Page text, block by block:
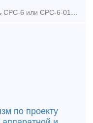
Рельсовой приварной соединитель СРС-6 или СРС-6-01 — это стальной трос с фартучными контактными втулками на концах, опрессованными в цилиндрическую форму. Соединитель выполнен из гибкого стального оци
по проекту